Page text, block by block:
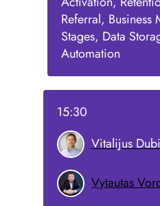
Referral, Business
Stages, Data
Automation
15:30
Vitalijus
Vytautas